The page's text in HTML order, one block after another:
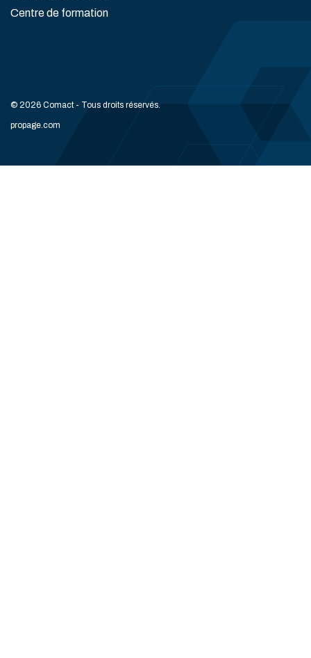
Centre de formation
© 2026 Comact - Tous droits réservés.
propage.com